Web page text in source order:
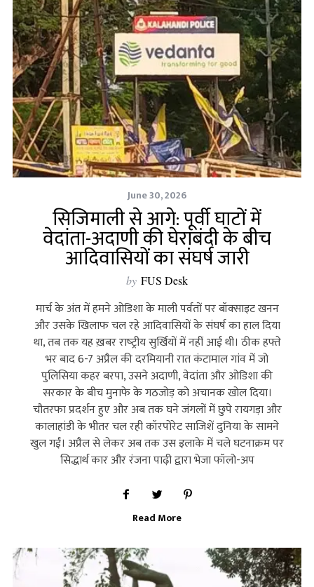
June 30, 2026
सिजिमाली से आगे: पूर्वी घाटों में
वेदांता-अदाणी की घेराबंदी के बीच
आदिवासियों का संघर्ष जारी
by FUS Desk
मार्च के अंत में हमने ओडिशा के माली पर्वतों पर बॉक्‍साइट खनन
और उसके खिलाफ चल रहे आदिवासियों के संघर्ष का हाल दिया
था, तब तक यह ख़बर राष्‍ट्रीय सुर्खियों में नहीं आई थी। ठीक हफ्ते
भर बाद 6-7 अप्रैल की दरमियानी रात कंटामाल गांव में जो
पुलिसिया कहर बरपा, उसने अदाणी, वेदांता और ओडिशा की
सरकार के बीच मुनाफे के गठजोड़ को अचानक खोल दिया।
चौतरफा प्रदर्शन हुए और अब तक घने जंगलों में छुपे रायगड़ा और
कालाहांडी के भीतर चल रही कॉरपोरेट साजिशें दुनिया के सामने
खुल गईं। अप्रैल से लेकर अब तक उस इलाके में चले घटनाक्रम पर
सिद्धार्थ कार और रंजना पाढ़ी द्वारा भेजा फॉलो-अप
Read More